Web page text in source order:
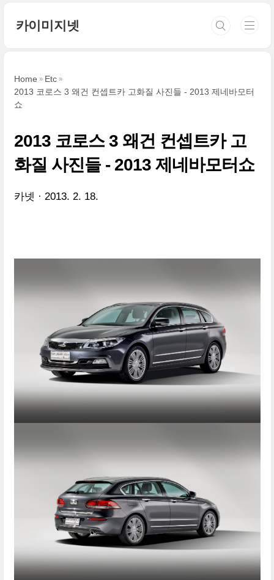
카이미지넷
Home
Etc
2013 코로스 3 왜건 컨셉트카 고화질 사진들 - 2013 제네바모터
쇼
2013 코로스 3 왜건 컨셉트카 고
화질 사진들 - 2013 제네바모터쇼
카넷 2013. 2. 18.